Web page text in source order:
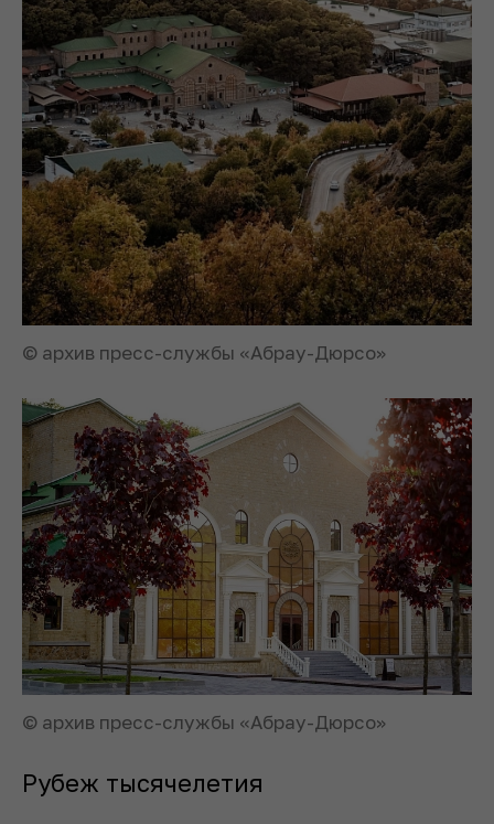
© архив пресс-службы «Абрау-Дюрсо»
© архив пресс-службы «Абрау-Дюрсо»
Рубеж тысячелетия